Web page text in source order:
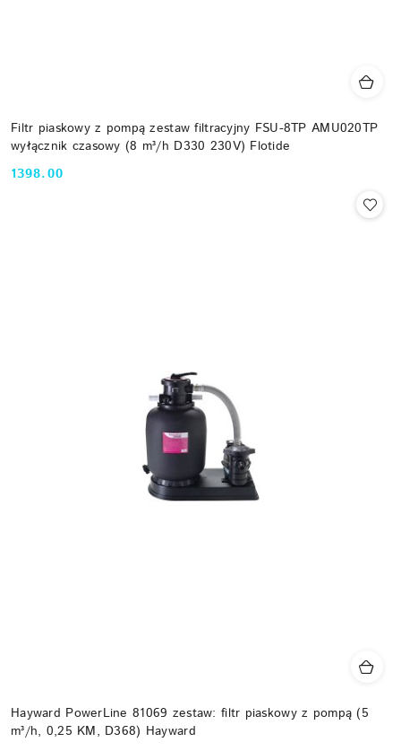
Filtr piaskowy z pompą zestaw filtracyjny FSU-8TP AMU020TP
wyłącznik czasowy (8 m³/h D330 230V) Flotide
Cena:
1398.00
Hayward PowerLine 81069 zestaw: filtr piaskowy z pompą (5
m³/h, 0,25 KM, D368) Hayward